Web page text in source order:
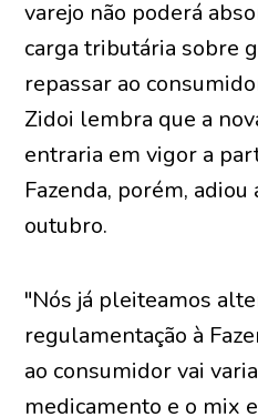
varejo não poderá
carga tributária sobre
repassar ao
Zidoi lembra que a
entraria em vigor a
Fazenda, porém, adiou
outubro.
"Nós já pleiteamos
regulamentação à
ao consumidor vai
medicamento e o mix